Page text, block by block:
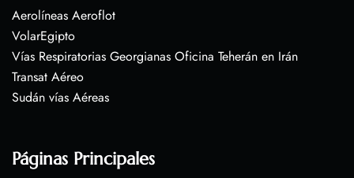
Aerolíneas Aeroflot
VolarEgipto
Vías Respiratorias Georgianas Oficina Teherán en Irán
Transat Aéreo
Sudán vías Aéreas
Páginas Principales